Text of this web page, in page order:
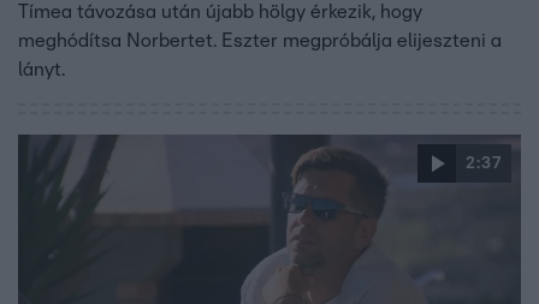
Tímea távozása után újabb hölgy érkezik, hogy
meghódítsa Norbertet. Eszter megpróbálja elijeszteni a
lányt.
2:37